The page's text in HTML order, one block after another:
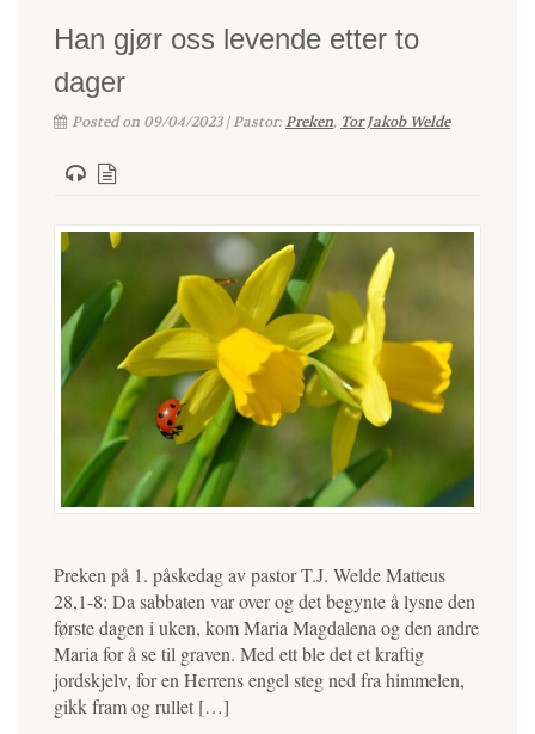
Han gjør oss levende etter to
dager
Posted on 09/04/2023 | Pastor:Preken, Tor Jakob Welde
Preken på 1. påskedag av pastor T.J. Welde Matteus
28,1-8: Da sabbaten var over og det begynte å lysne den
første dagen i uken, kom Maria Magdalena og den andre
Maria for å se til graven. Med ett ble det et kraftig
jordskjelv, for en Herrens engel steg ned fra himmelen,
gikk fram og rullet […]